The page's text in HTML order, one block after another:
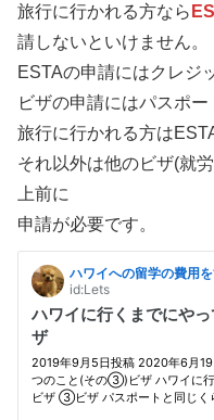
旅行に行かれる方なら
請しないといけません。
ESTAの申請にはクレジ
ビザの申請にはパスポー
旅行に行かれる方は
それ以外は他のビザ(就
上前に
申請が必要です。